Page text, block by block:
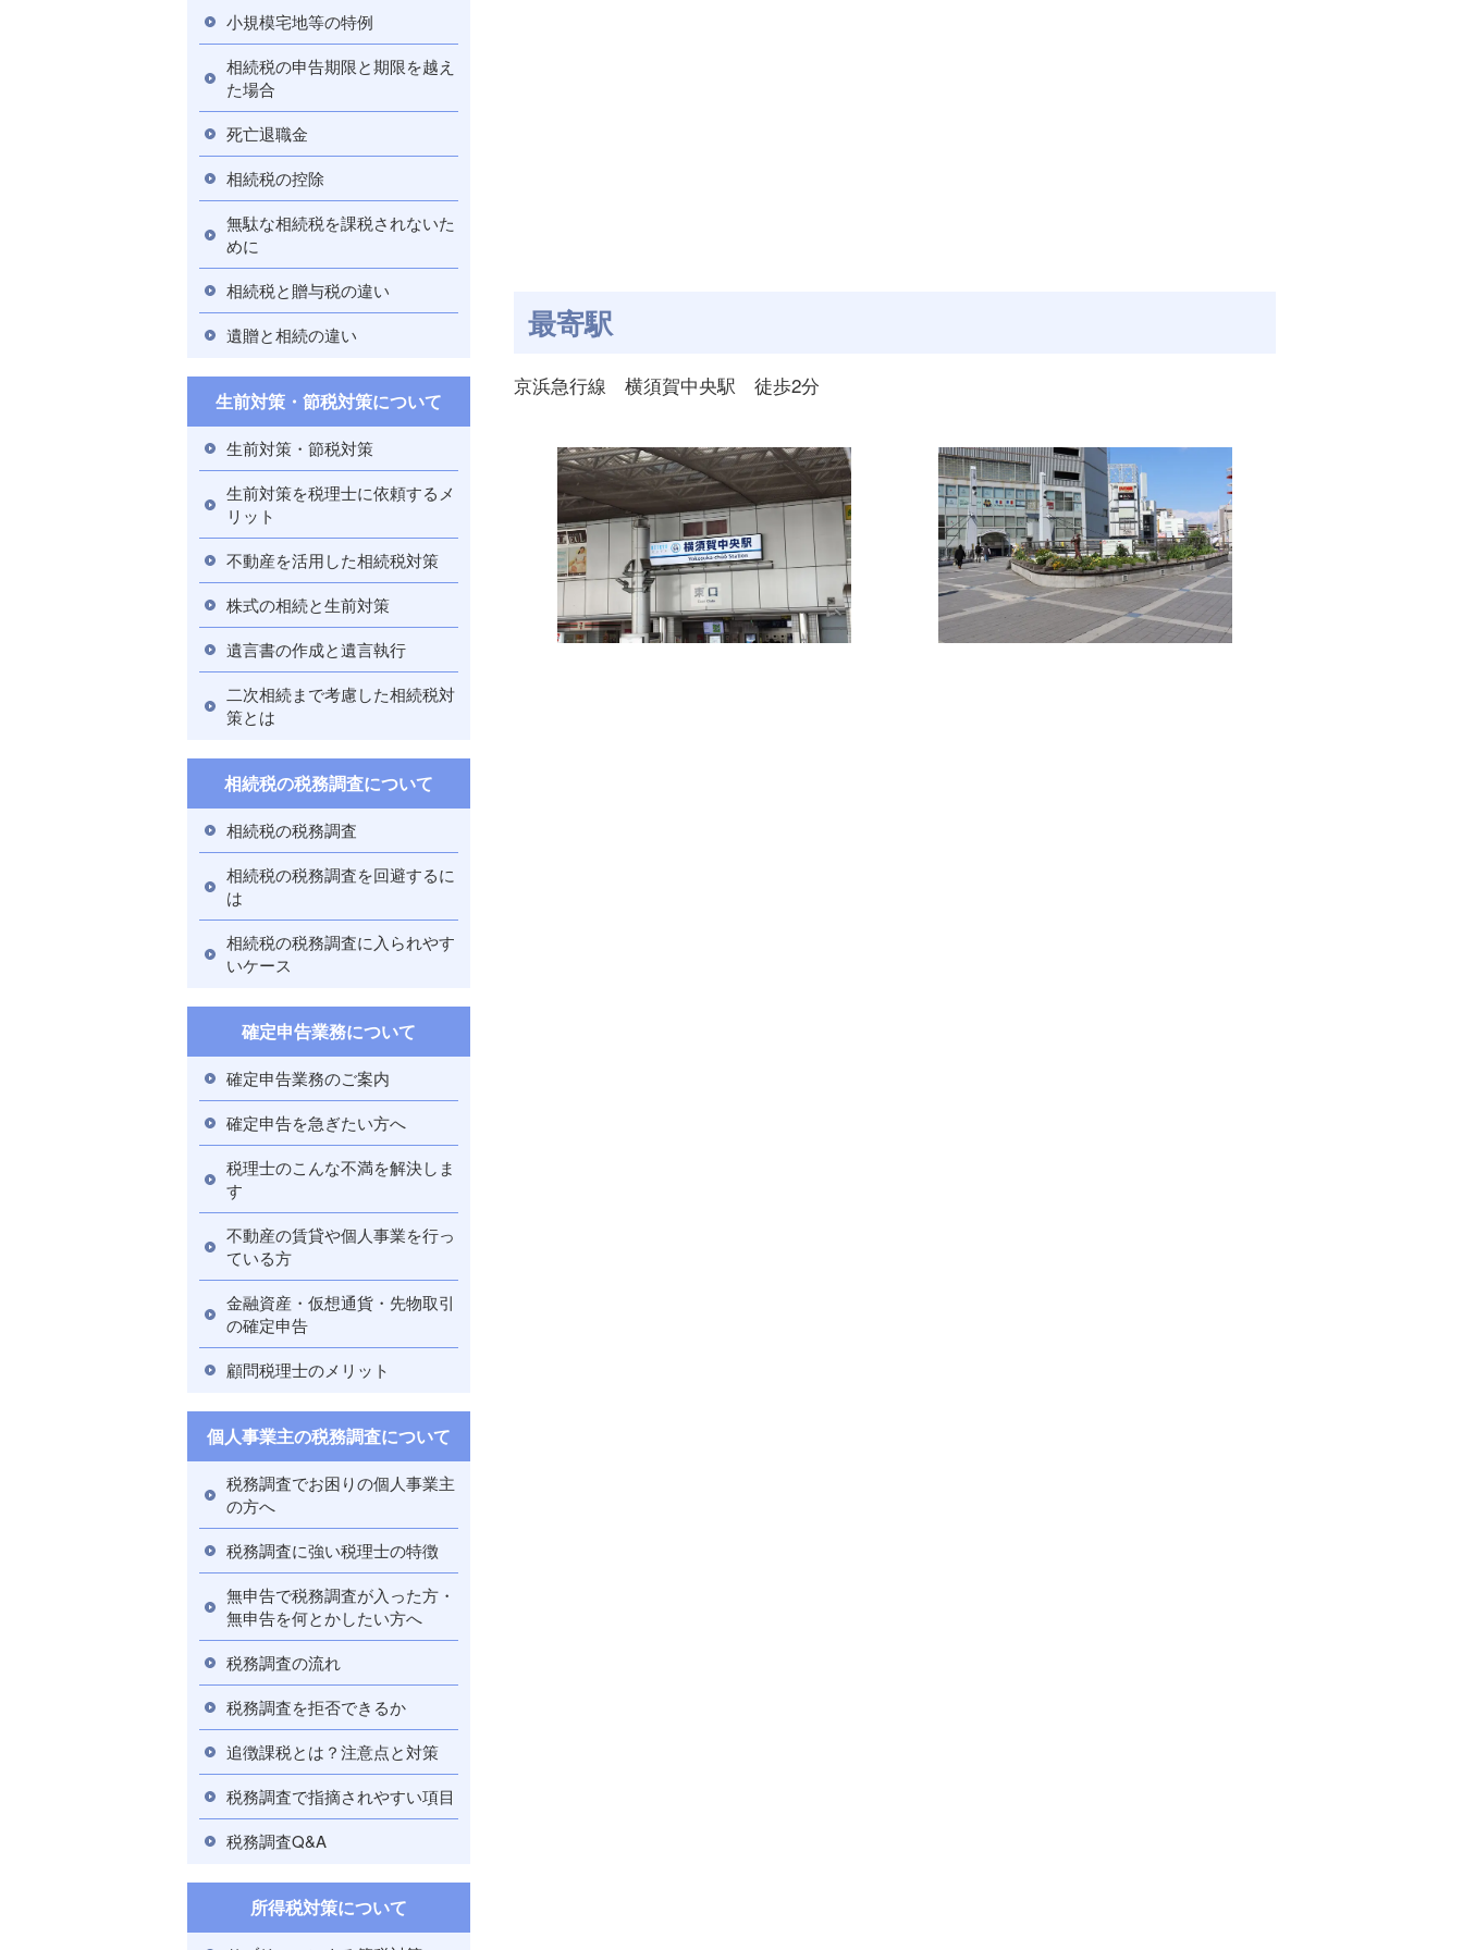
最寄駅
京浜急行線 横須賀中央駅 徒歩2分
小規模宅地等の特例
相続税の申告期限と期限を越え
た場合
死亡退職金
相続税の控除
無駄な相続税を課税されないた
めに
相続税と贈与税の違い
遺贈と相続の違い
生前対策・節税対策について
生前対策・節税対策
生前対策を税理士に依頼するメ
リット
不動産を活用した相続税対策
株式の相続と生前対策
遺言書の作成と遺言執行
二次相続まで考慮した相続税対
策とは
相続税の税務調査について
相続税の税務調査
相続税の税務調査を回避するに
は
相続税の税務調査に入られやす
いケース
確定申告業務について
確定申告業務のご案内
確定申告を急ぎたい方へ
税理士のこんな不満を解決しま
す
不動産の賃貸や個人事業を行っ
ている方
金融資産・仮想通貨・先物取引
の確定申告
顧問税理士のメリット
個人事業主の税務調査について
税務調査でお困りの個人事業主
の方へ
税務調査に強い税理士の特徴
無申告で税務調査が入った方・
無申告を何とかしたい方へ
税務調査の流れ
税務調査を拒否できるか
追徴課税とは？注意点と対策
税務調査で指摘されやすい項目
税務調査Q&A
所得税対策について